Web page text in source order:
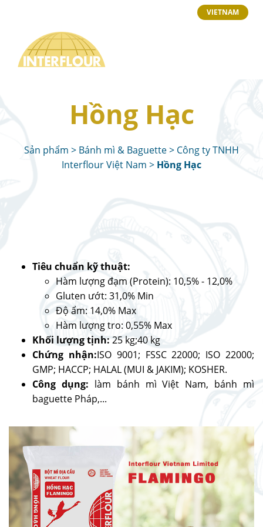
VIETNAM
Hồng Hạc
Sản phẩm > Bánh mì & Baguette> Công ty TNHH
Interflour Việt Nam > Hồng Hạc
Tiêu chuẩn kỹ thuật:
Hàm lượng đạm (Protein): 10,5% - 12,0%
Gluten ướt: 31,0% Min
Độ ẩm: 14,0% Max
Hàm lượng tro: 0,55% Max
Khối lượng tịnh: 25 kg;40 kg
Chứng nhận:ISO 9001; FSSC 22000; ISO 22000;
GMP; HACCP; HALAL (MUI & JAKIM); KOSHER.
Công dụng: làm bánh mì Việt Nam, bánh mì
baguette Pháp,...